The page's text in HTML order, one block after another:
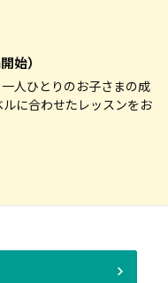
始）
人ひとりのお子さまの成
に合わせたレッスンをお